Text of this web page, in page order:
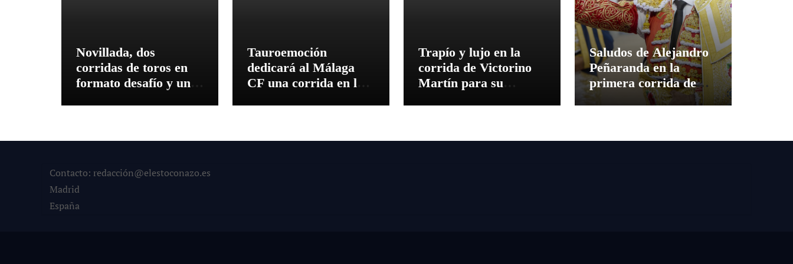
Novillada, dos
corridas de toros en
formato desafío y una
Tauroemoción
dedicará al Málaga
CF una corrida en la
Trapío y lujo en la
corrida de Victorino
Martín para su
Saludos de Alejandro
Peñaranda en la
primera corrida de
toros de agosto
Contacto: redacción@elestoconazo.es
Madrid
España